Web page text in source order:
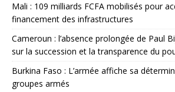
Mali : 109 milliards FCFA mobilisés pour
financement des infrastructures
Cameroun : l’absence prolongée de Paul
sur la succession et la transparence du
Burkina Faso : L’armée affiche sa
groupes armés